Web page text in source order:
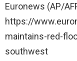
Euronews (AP/
https://
maintains-red-
southwest